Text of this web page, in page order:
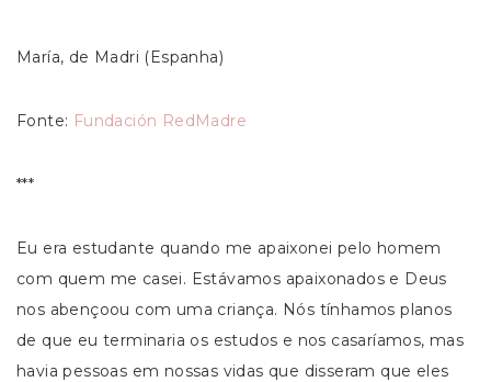
María, de Madri (Espanha)
Fonte: Fundación RedMadre
***
Eu era estudante quando me apaixonei pelo homem
com quem me casei. Estávamos apaixonados e Deus
nos abençoou com uma criança. Nós tínhamos planos
de que eu terminaria os estudos e nos casaríamos, mas
havia pessoas em nossas vidas que disseram que eles